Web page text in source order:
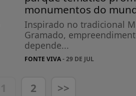
monumentos do
Inspirado no tradicional
Gramado,
depende...
FONTE VIVA- 29 DE JUL
1 2 >>